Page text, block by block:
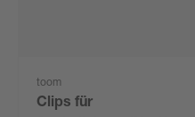
toom
Clips für